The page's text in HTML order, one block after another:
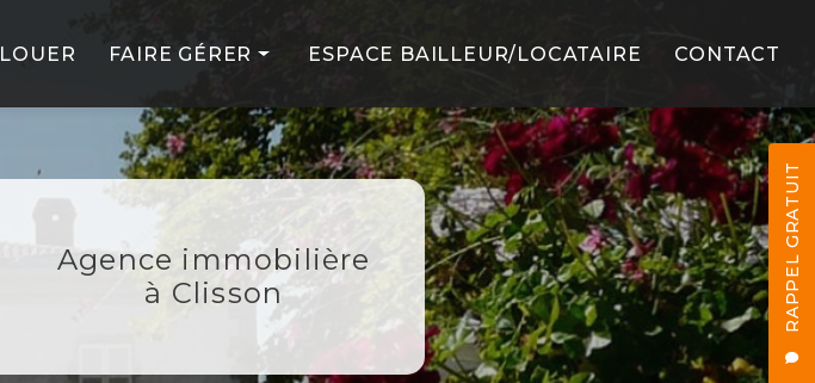
RAPPEL GRATUIT
LOUER FAIRE GÉRER
PROFESSIONNELS
PARTICULIERS
NOS PARTENAIRES
ESPACE BAILLEUR/LOCATAIRE CONTACT
Agence immobilière
à Clisson